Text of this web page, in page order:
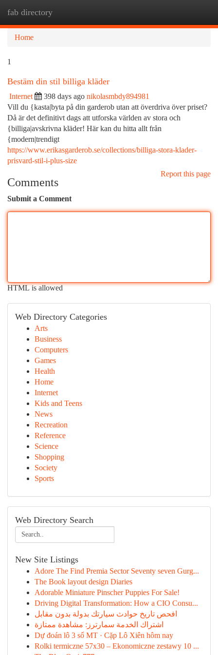
fab directory
Home
1
Bestäm din stil billiga kläder
Internet 398 days ago nikolasmbdy894981
Vill du {kasta|byta på din garderob utan att överdriva över priset?
Då är det definitivt dags att utforska världen av stora och
{billiga|avskrivna kläder! Här kan du hitta allt från
{modern|trendigt
https://www.erikasgarderob.se/collections/billiga-stora-klader-
prisvard-stil-i-plus-size
Report this page
Comments
Submit a Comment
HTML is allowed
Web Directory Categories
Arts
Business
Computers
Games
Health
Home
Internet
Kids and Teens
News
Recreation
Reference
Science
Shopping
Society
Sports
Web Directory Search
New Site Listings
Adore The Find Premia Sector Seventy seven Gurg...
The Book layout design Diaries
Adorable Miniature Pinscher Puppies For Sale!
Driving Digital Transformation: How a CIO Consu...
افحص تاريخ حوادث سيارتك بدولة بدون مقابل
اشتراك الخدمة سمارترز: مشاهدة ممتازة
Dự đoán lô 3 số MT · Cặp Lô Xiên hôm nay
Rolki termiczne 57x30 – Ekonomiczne zestawy 10 ...